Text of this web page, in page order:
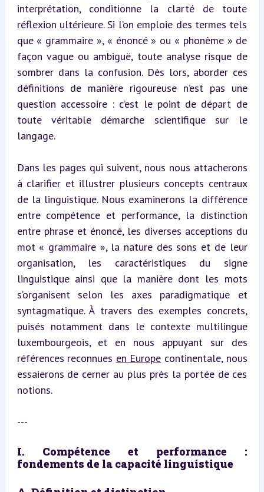
interprétation, conditionne la clarté de toute
réflexion ultérieure. Si l’on emploie des termes tels
que « grammaire », « énoncé » ou « phonème » de
façon vague ou ambiguë, toute analyse risque de
sombrer dans la confusion. Dès lors, aborder ces
définitions de manière rigoureuse n’est pas une
question accessoire : c’est le point de départ de
toute véritable démarche scientifique sur le
langage.
Dans les pages qui suivent, nous nous attacherons
à clarifier et illustrer plusieurs concepts centraux
de la linguistique. Nous examinerons la différence
entre compétence et performance, la distinction
entre phrase et énoncé, les diverses acceptions du
mot « grammaire », la nature des sons et de leur
organisation, les caractéristiques du signe
linguistique ainsi que la manière dont les mots
s’organisent selon les axes paradigmatique et
syntagmatique. À travers des exemples concrets,
puisés notamment dans le contexte multilingue
luxembourgeois, et en nous appuyant sur des
références reconnues en Europe continentale, nous
essaierons de cerner au plus près la portée de ces
notions.
---
I. Compétence et performance :
fondements de la capacité linguistique